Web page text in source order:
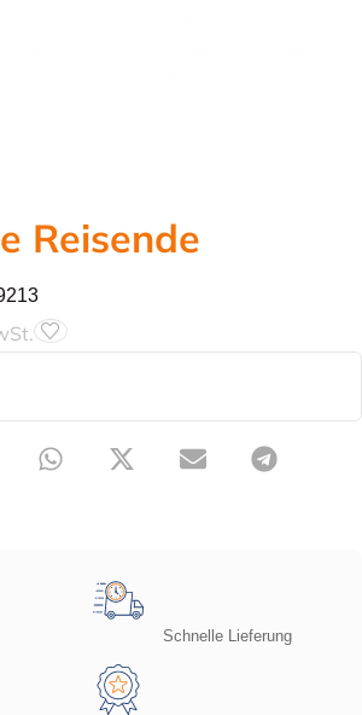
Reisende
Schnelle Lieferung